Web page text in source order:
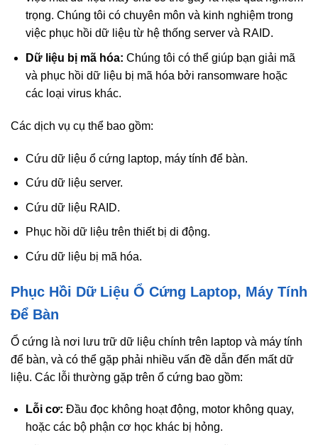
trọng. Chúng tôi có chuyên môn và kinh nghiệm trong
việc phục hồi dữ liệu từ hệ thống server và RAID.
Dữ liệu bị mã hóa: Chúng tôi có thể giúp bạn giải mã
và phục hồi dữ liệu bị mã hóa bởi ransomware hoặc
các loại virus khác.
Các dịch vụ cụ thể bao gồm:
Cứu dữ liệu ổ cứng laptop, máy tính để bàn.
Cứu dữ liệu server.
Cứu dữ liệu RAID.
Phục hồi dữ liệu trên thiết bị di động.
Cứu dữ liệu bị mã hóa.
Phục Hồi Dữ Liệu Ổ Cứng Laptop, Máy Tính
Để Bàn
Ổ cứng là nơi lưu trữ dữ liệu chính trên laptop và máy tính
để bàn, và có thể gặp phải nhiều vấn đề dẫn đến mất dữ
liệu. Các lỗi thường gặp trên ổ cứng bao gồm:
Lỗi cơ: Đầu đọc không hoạt động, motor không quay,
hoặc các bộ phận cơ học khác bị hỏng.